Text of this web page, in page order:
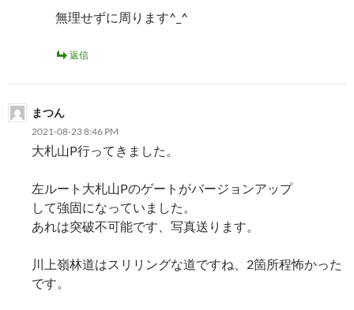
無理せずに周ります^_^
返信
まつん
2021-08-23 8:46 PM
大札山P行ってきました。
左ルート大札山Pのゲートがバージョンアップ
して強固になっていました。
あれは突破不可能です、写真送ります。
川上嶺林道はスリリングな道ですね、2箇所程怖かった
です。